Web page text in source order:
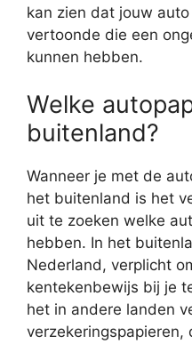
kan zien dat jouw
vertoonde die een
kunnen hebben.
Welke
buitenland?
Wanneer je met de
het buitenland is het
uit te zoeken welke
hebben. In het
Nederland, verplicht
kentekenbewijs bij je
het in andere landen